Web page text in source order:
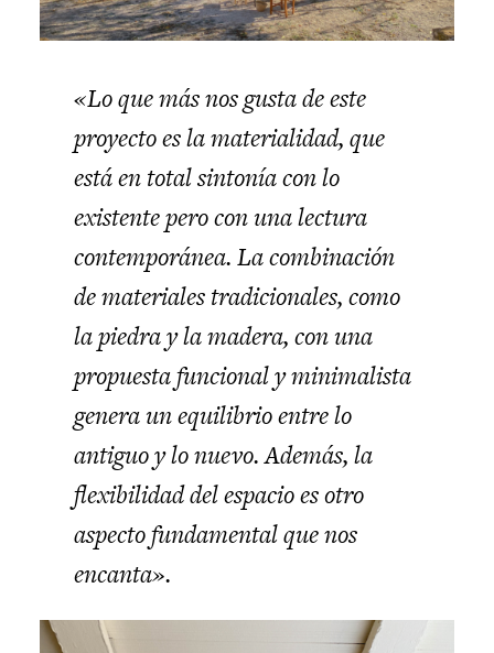
«Lo que más nos gusta de este
proyecto es la materialidad, que
está en total sintonía con lo
existente pero con una lectura
contemporánea. La combinación
de materiales tradicionales, como
la piedra y la madera, con una
propuesta funcional y minimalista
genera un equilibrio entre lo
antiguo y lo nuevo. Además, la
flexibilidad del espacio es otro
aspecto fundamental que nos
encanta».